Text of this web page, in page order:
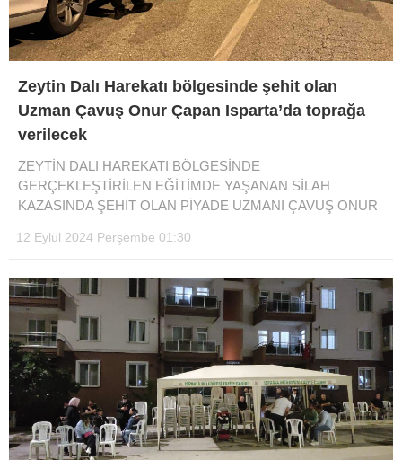
Facebook
Instagram
Youtube
DIĞER
RESMI İLANLAR
E-GAZETE
CANLI YAYIN
Zeytin Dalı Harekatı bölgesinde şehit olan
Uzman Çavuş Onur Çapan Isparta’da toprağa
verilecek
ZEYTİN DALI HAREKATI BÖLGESİNDE
GERÇEKLEŞTİRİLEN EĞİTİMDE YAŞANAN SİLAH
KAZASINDA ŞEHİT OLAN PİYADE UZMANI ÇAVUŞ ONUR
12 Eylül 2024 Perşembe 01:30